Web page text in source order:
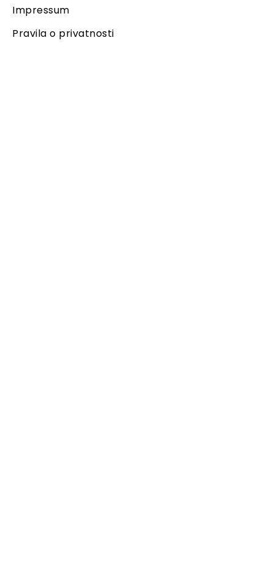
Impressum
Pravila o privatnosti